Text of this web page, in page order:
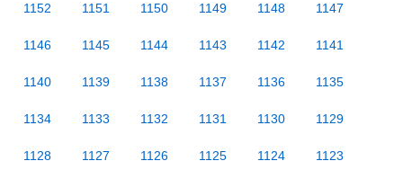
1152 1151 1150 1149 1148 1147
1146 1145 1144 1143 1142 1141
1140 1139 1138 1137 1136 1135
1134 1133 1132 1131 1130 1129
1128 1127 1126 1125 1124 1123